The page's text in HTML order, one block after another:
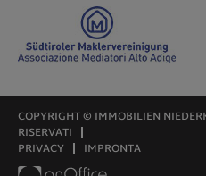
COPYRIGHT © IMMOBILIEN
RISERVATI
PRIVACY
IMPRONTA